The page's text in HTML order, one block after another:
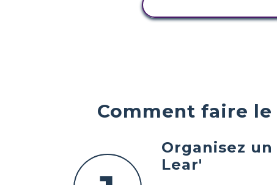
Comment faire
Organisez
Lear'